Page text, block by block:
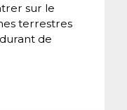
sur le
terrestres
de